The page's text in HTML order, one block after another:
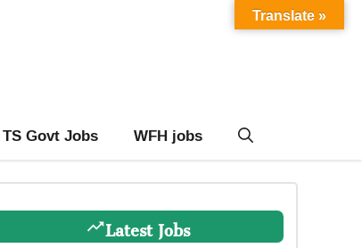
TS Govt Jobs WFH jobs
Latest Jobs
Translate »